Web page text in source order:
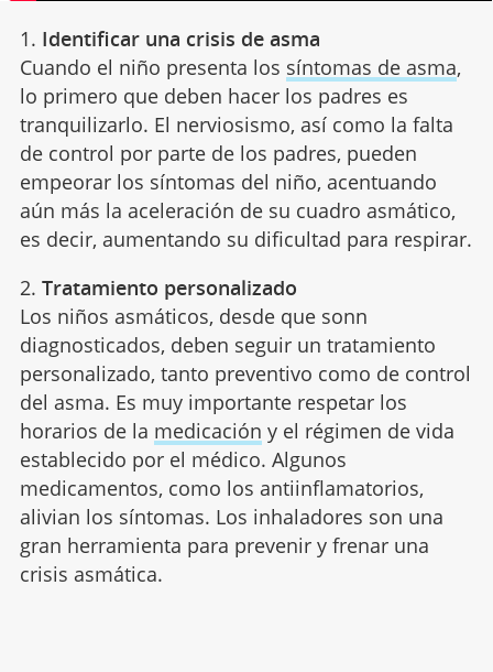
1. Identificar una crisis de asma
Cuando el niño presenta los síntomas de asma,
lo primero que deben hacer los padres es
tranquilizarlo. El nerviosismo, así como la falta
de control por parte de los padres, pueden
empeorar los síntomas del niño, acentuando
aún más la aceleración de su cuadro asmático,
es decir, aumentando su dificultad para respirar.
2. Tratamiento personalizado
Los niños asmáticos, desde que sonn
diagnosticados, deben seguir un tratamiento
personalizado, tanto preventivo como de control
del asma. Es muy importante respetar los
horarios de la medicación y el régimen de vida
establecido por el médico. Algunos
medicamentos, como los antiinflamatorios,
alivian los síntomas. Los inhaladores son una
gran herramienta para prevenir y frenar una
crisis asmática.